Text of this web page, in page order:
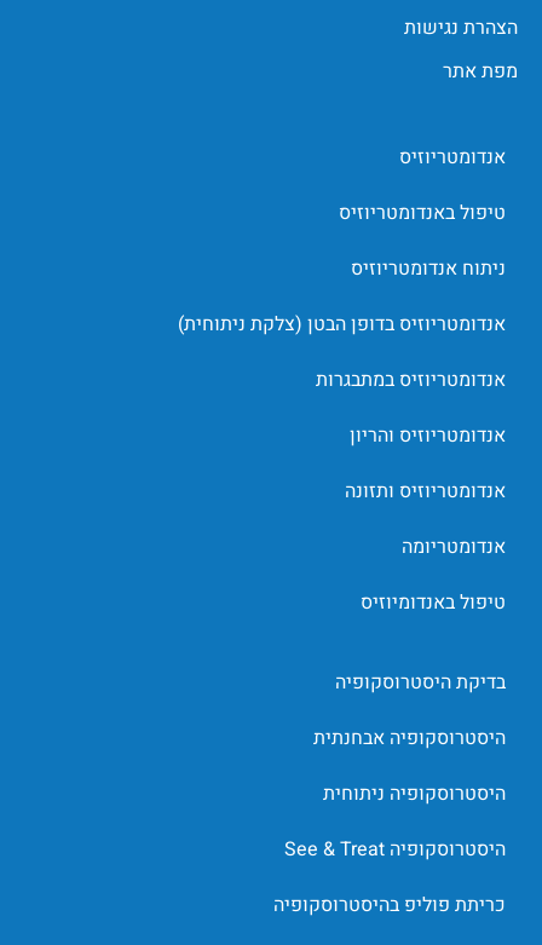
הצהרת נגישות
מפת אתר
אנדומטריוזיס
טיפול באנדומטריוזיס
ניתוח אנדומטריוזיס
אנדומטריוזיס בדופן הבטן (צלקת ניתוחית)
אנדומטריוזיס במתבגרות
אנדומטריוזיס והריון
אנדומטריוזיס ותזונה
אנדומטריומה
טיפול באנדומיוזיס
בדיקת היסטרוסקופיה
היסטרוסקופיה אבחנתית
היסטרוסקופיה ניתוחית
היסטרוסקופיה See & Treat
כריתת פוליפ בהיסטרוסקופיה